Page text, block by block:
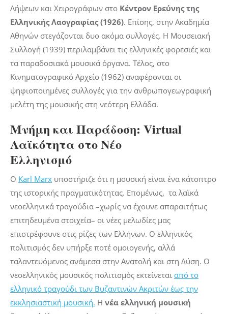
Λήψεων και Χειρογράφων στο Κέντρον Ερεύνης της
Ελληνικής Λαογραφίας (1926). Επίσης, στην Ακαδημία
Αθηνών στεγάζονται δυο ακόμα συλλογές. Η Μουσειακή
Συλλογή (1939) περιλαμβάνει τις ελληνικές φορεσιές και
τα παραδοσιακά μουσικά όργανα. Τέλος, στο
Κινηματογραφικό Αρχείο (1962) αναφέρονται οι
ψηφιοποιημένες συλλογές για την ανθρωπογεωγραφική
μελέτη της μουσικής στη νεότερη Ελλάδα.
Μνήμη και Παράδοση: Virtual
Λαϊκότητα στο Νέο
Ελληνισμό
Ο Karl Marx υποστήριζε ότι η μουσική είναι ένα κάτοπτρο
της ιστορικής πραγματικότητας. Επομένως, τα λαϊκά
νεοελληνικά τραγούδια –χωρίς να έχουνε απαραιτήτως
επιτηδευμένα στοιχεία– οι νέες μελωδίες μας
επιστρέφουνε στις ρίζες των Ελλήνων. Ο ελληνικός
πολιτισμός δεν υπήρξε ποτέ ομοιογενής, αλλά
ταλαντευόμενος ανάμεσα στην Ανατολή και στη Δύση. Ο
νεοελληνικός μουσικός πολιτισμός εκτείνεται από το
ελληνικό τραγούδι των Βυζαντινών Ακριτών έως την
εκκλησιαστική μουσική. Η νέα ελληνική μουσική